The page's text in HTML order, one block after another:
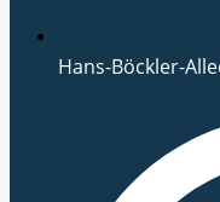
Hans-Böckler-